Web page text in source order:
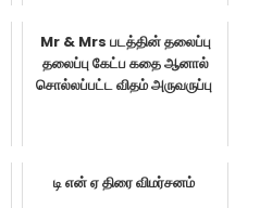
Mr & Mrs படத்தின் தலைப்பு
தலைப்பு கேட்ப கதை ஆனால்
சொல்லப்பட்ட விதம் அருவருப்பு
டி என் ஏ திரை விமர்சனம்